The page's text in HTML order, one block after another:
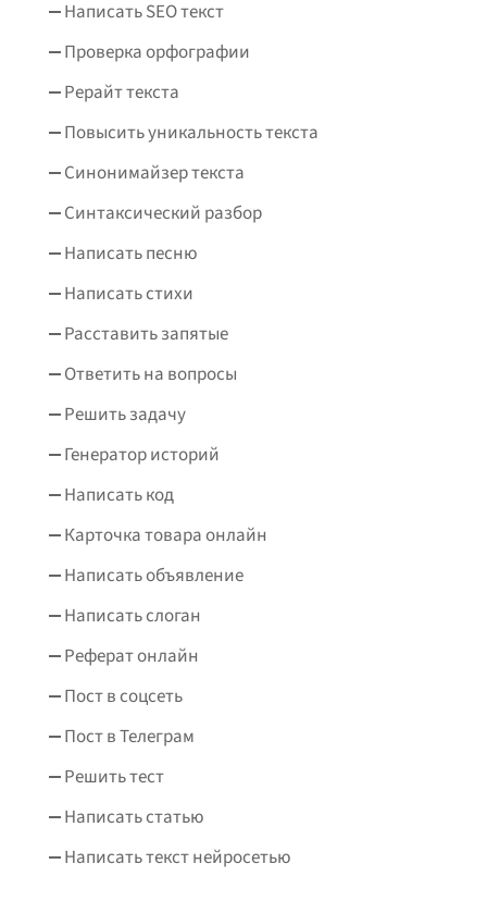
Написать SEO текст
Проверка орфографии
Рерайт текста
Повысить уникальность текста
Синонимайзер текста
Синтаксический разбор
Написать песню
Написать стихи
Расставить запятые
Ответить на вопросы
Решить задачу
Генератор историй
Написать код
Карточка товара онлайн
Написать объявление
Написать слоган
Реферат онлайн
Пост в соцсеть
Пост в Телеграм
Решить тест
Написать статью
Написать текст нейросетью